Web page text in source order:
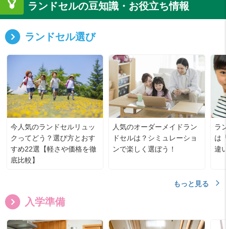
ランドセルの豆知識・お役立ち情報
ランドセル選び
今人気のランドセルリュッ
クってどう？選び方とおす
すめ22選【軽さや価格を徹
底比較】
人気のオーダーメイドラン
ドセルは？シミュレーショ
ンで楽しく選ぼう！
ラ
は
違
もっと見る
入学準備